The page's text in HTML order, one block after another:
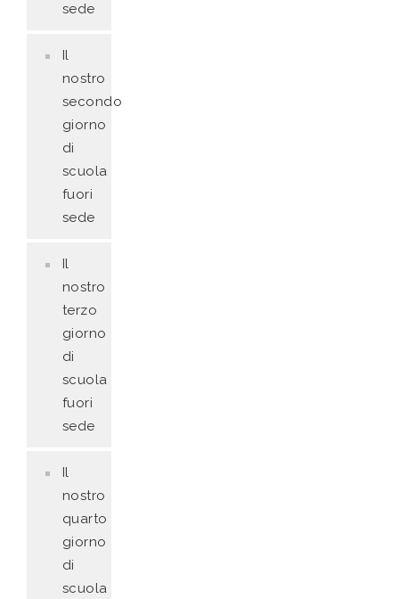
sede
Il
nostro
secondo
giorno
di
scuola
fuori
sede
Il
nostro
terzo
giorno
di
scuola
fuori
sede
Il
nostro
quarto
giorno
di
scuola